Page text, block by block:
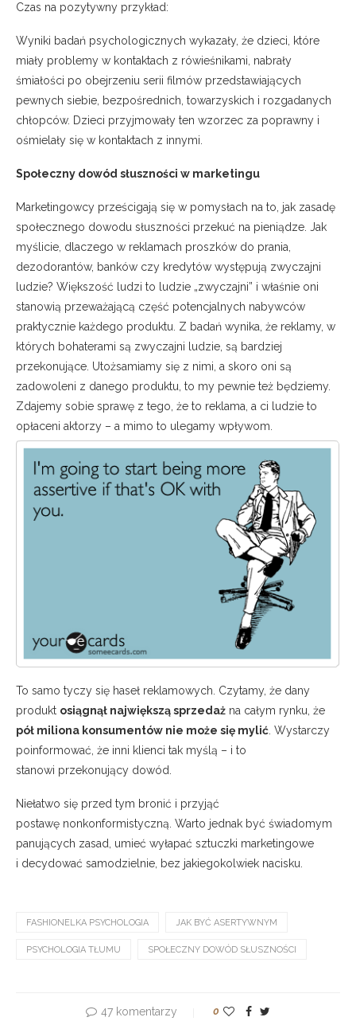
Czas na pozytywny przykład:
Wyniki badań psychologicznych wykazały, że dzieci, które
miały problemy w kontaktach z rówieśnikami, nabrały
śmiałości po obejrzeniu serii filmów przedstawiających
pewnych siebie, bezpośrednich, towarzyskich i rozgadanych
chłopców. Dzieci przyjmowały ten wzorzec za poprawny i
ośmielały się w kontaktach z innymi.
Społeczny dowód słuszności w marketingu
Marketingowcy prześcigają się w pomysłach na to, jak zasadę
społecznego dowodu słuszności przekuć na pieniądze. Jak
myślicie, dlaczego w reklamach proszków do prania,
dezodorantów, banków czy kredytów występują zwyczajni
ludzie? Większość ludzi to ludzie „zwyczajni” i właśnie oni
stanowią przeważającą część potencjalnych nabywców
praktycznie każdego produktu. Z badań wynika, że reklamy, w
których bohaterami są zwyczajni ludzie, są bardziej
przekonujące. Utożsamiamy się z nimi, a skoro oni są
zadowoleni z danego produktu, to my pewnie też będziemy.
Zdajemy sobie sprawę z tego, że to reklama, a ci ludzie to
opłaceni aktorzy – a mimo to ulegamy wpływom.
To samo tyczy się haseł reklamowych. Czytamy, że dany
produkt osiągnął największą sprzedaż na całym rynku, że
pół miliona konsumentów nie może się mylić . Wystarczy
poinformować, że inni klienci tak myślą – i to
stanowi przekonujący dowód.
Niełatwo się przed tym bronić i przyjąć
postawę nonkonformistyczną. Warto jednak być świadomym
panujących zasad, umieć wyłapać sztuczki marketingowe
i decydować samodzielnie, bez jakiegokolwiek nacisku.
FASHIONELKA PSYCHOLOGIA JAK BYĆ ASERTYWNYM
PSYCHOLOGIA TŁUMU SPOŁECZNY DOWÓD SŁUSZNOŚCI
47 komentarzy 0